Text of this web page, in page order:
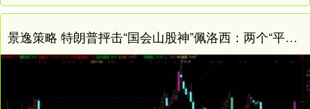
景逸策略 特朗普抨击“国会山股神”佩洛西：两个“平庸的脑子”凭什么战胜华尔街？